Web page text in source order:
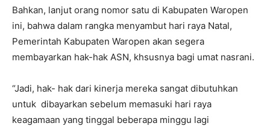
Bahkan, lanjut orang nomor satu di Kabupaten Waropen
ini, bahwa dalam rangka menyambut hari raya Natal,
Pemerintah Kabupaten Waropen akan segera
membayarkan hak-hak ASN, khsusnya bagi umat nasrani.
“Jadi, hak- hak dari kinerja mereka sangat dibutuhkan
untuk dibayarkan sebelum memasuki hari raya
keagamaan yang tinggal beberapa minggu lagi